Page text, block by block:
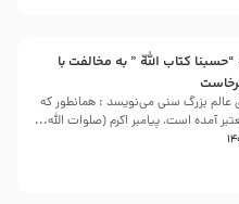
كتاب اللّه ” به مخالفت با
خفاجی مصری عالم بزرگ سنی می‌نویسد : همانطور که
آمده است، پیامبر اکرم (صلوات اللّه...